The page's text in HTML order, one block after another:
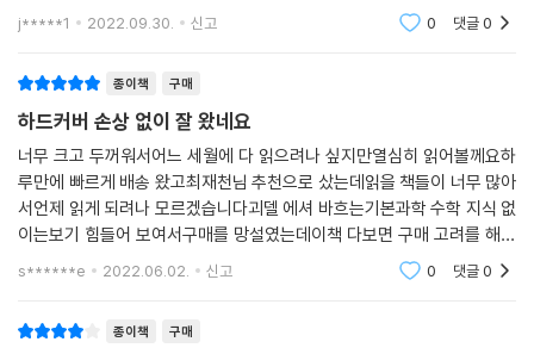
유추 작용과 범주화 사이에 명확한 구분이 있다고 주장하는 것은 사실을
오도하는 것이다. 이 둘은 모두 잠재적으로 유용한 시각을 부여함으로써
우리가 마주치는 새로운 상황을 해석하기 위해 두 가지 정신적 개체 사이
에 연결 고리를 만들기 때문이다. 앞으로 살펴보겠지만 이런 정신 작용은
어떤 대상에 대한 아주 단순한 인지부터 인류의 지성에 대한 아주 원대한
기여에 이르는 범위를 포괄한다. 그래서 유추 작용은 단지 이따금 이루어
지는 정신적 운동이 아니라 지각의 생명소 자체로서, 일상적인 지각(‘저것
과학적 발견까지 모든 층위에 퍼져 있다. 이 두 극단 사이에서 우리가 항상
진다.
순진한 수학적 유추는 수학자가 아닌 사람의 머릿속에 평생 자리를 잡고
종종 막다른 길과 혼란 그리고 실수로 이끄는 경향이 있다. 이런 운명을 피
하려면 갈수록 정교화와 추상화의 수준이 높아지는 수학적 관념을 접하면
서 범주 체계를 점차 다듬어야 한다. 그러나 직업적 수학자의 경우는 어떨
까? 그들도 여기저기서 넘어지지 않으려고 순진한 유추에 의존할까, 아니
면 그들의 직업적 삶에 대한 이런 시각 자체가 초보자와 전문가의 관계를
---「8장 | 세상을 뒤흔든 유추」중에서
4장 [추상화와 범주 간 이월]에서는 추상화가 정도가 높아지면서 한 개념
오가며 엄청나게 다른 상황을 공통점으로 잇고, 언뜻 거의 동일해 보이는
상으로 나아가는 중요한 단계이다. 5장 [유추는 어떻게 우리를 조종하는
가]에서는 유추가 어떻게 우리를 조종하는지 다양한 사례를 통해 보여 준
다. 유추는 단순히 사고를 돕는 것이 아니라 우리의 정신적 활동에 마구 간
섭하면서 사고를 조종한다. 또한 우리는 무리하게 자신이 흥미를 느끼는
것을 강조하기 위해, 그리고 자신의 관점을 내세우기 위해 의도적으로 유
추를 활용하기도 하는데, 이는 6장 [우리는 어떻게 유추를 조작하는가]에
마뉴엘 상데는 바로 호감을 느꼈다. 에마뉴엘 상데는 유추 작용과 범주화
를 깊이 있게 연구
j*****1 2022.09.30. 신고 0 댓글0
종이책 구매
하드커버 손상 없이 잘 왔네요
너무 크고 두꺼워서어느 세월에 다 읽으려나 싶지만열심히 읽어볼께요하
루만에 빠르게 배송 왔고최재천님 추천으로 샀는데읽을 책들이 너무 많아
서언제 읽게 되려나 모르겠습니다괴델 에셔 바흐는기본과학 수학 지식 없
이는보기 힘들어 보여서구매를 망설였는데이책 다보면 구매 고려를 해봐
야겠어요철학과 사고의 높이시선의 높이를 높이기 위해여러가지 어려운
s******e 2022.06.02. 신고 0 댓글0
종이책 구매